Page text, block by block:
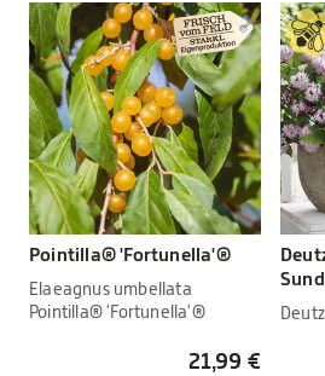
Pointilla® 'Fortunella'®
Elaeagnus umbellata
Pointilla® 'Fortunella'®
21,99 €